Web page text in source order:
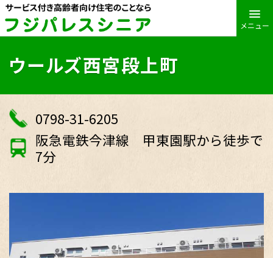
メニュー
ウールズ西宮段上町
0798-31-6205
阪急電鉄今津線 甲東園駅から徒歩で
7分